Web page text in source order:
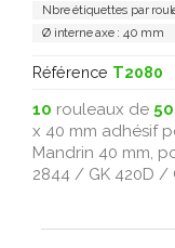
Nbre étiquettes par
Ø interne axe : 40 mm
Référence T2080
10 rouleaux de
x 40 mm adhésif
Mandrin 40 mm,
2844 / GK 420D /